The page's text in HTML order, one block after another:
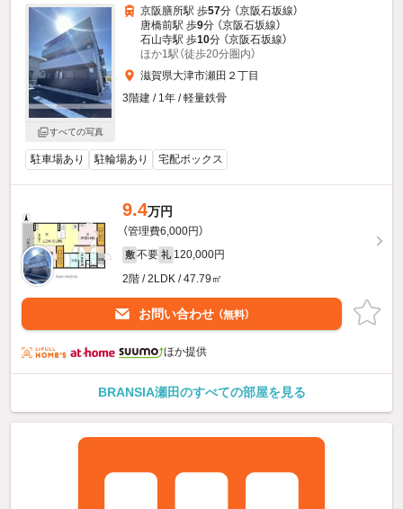
すべての写真
京阪膳所駅 歩57分 （京阪石坂線）
唐橋前駅 歩9分 （京阪石坂線）
石山寺駅 歩10分 （京阪石坂線）
ほか1駅（徒歩20分圏内）
滋賀県大津市瀬田２丁目
3階建 / 1年 / 軽量鉄骨
駐車場あり 駐輪場あり 宅配ボックス
9.4万円
（管理費6,000円）
敷 不要 礼 120,000円
2階 / 2LDK / 47.79㎡
お問い合わせ （無料）
ほか提供
BRANSIA瀬田のすべての部屋を見る